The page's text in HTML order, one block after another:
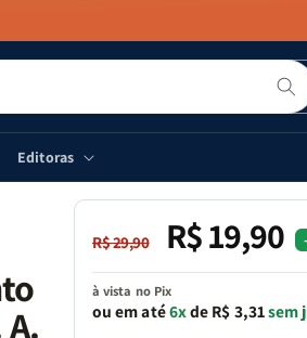
Editoras
Preço
R$ 29,90
Preço
promocional
R$ 19,90
à vista no Pix
ou em até6xde R$ 3,31sem